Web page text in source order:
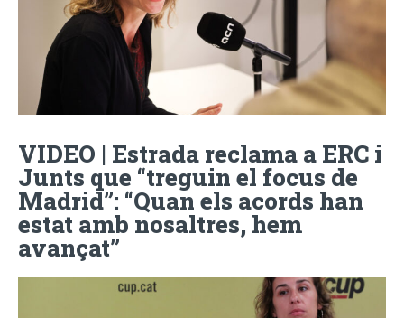
VIDEO | Estrada reclama a ERC i
Junts que “treguin el focus de
Madrid”: “Quan els acords han
estat amb nosaltres, hem
avançat”